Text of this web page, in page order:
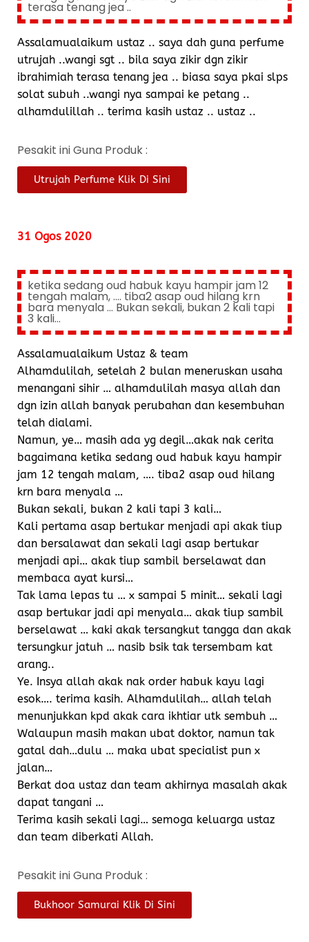
terasa tenang jea ..
Assalamualaikum ustaz .. saya dah guna perfume
utrujah ..wangi sgt .. bila saya zikir dgn zikir
ibrahimiah terasa tenang jea .. biasa saya pkai slps
solat subuh ..wangi nya sampai ke petang ..
alhamdulillah .. terima kasih ustaz .. ustaz ..
Pesakit ini Guna Produk :
Utrujah Perfume Klik Di Sini
31 Ogos 2020
ketika sedang oud habuk kayu hampir jam 12
tengah malam, .... tiba2 asap oud hilang krn
bara menyala ... Bukan sekali, bukan 2 kali tapi
3 kali...
Assalamualaikum Ustaz & team
Alhamdulilah, setelah 2 bulan meneruskan usaha
menangani sihir … alhamdulilah masya allah dan
dgn izin allah banyak perubahan dan kesembuhan
telah dialami.
Namun, ye… masih ada yg degil…akak nak cerita
bagaimana ketika sedang oud habuk kayu hampir
jam 12 tengah malam, …. tiba2 asap oud hilang
krn bara menyala …
Bukan sekali, bukan 2 kali tapi 3 kali…
Kali pertama asap bertukar menjadi api akak tiup
dan bersalawat dan sekali lagi asap bertukar
menjadi api… akak tiup sambil berselawat dan
membaca ayat kursi…
Tak lama lepas tu … x sampai 5 minit… sekali lagi
asap bertukar jadi api menyala… akak tiup sambil
berselawat … kaki akak tersangkut tangga dan akak
tersungkur jatuh … nasib bsik tak tersembam kat
arang..
Ye. Insya allah akak nak order habuk kayu lagi
esok…. terima kasih. Alhamdulilah… allah telah
menunjukkan kpd akak cara ikhtiar utk sembuh …
Walaupun masih makan ubat doktor, namun tak
gatal dah…dulu … maka ubat specialist pun x
jalan…
Berkat doa ustaz dan team akhirnya masalah akak
dapat tangani …
Terima kasih sekali lagi… semoga keluarga ustaz
dan team diberkati Allah.
Pesakit ini Guna Produk :
Bukhoor Samurai Klik Di Sini